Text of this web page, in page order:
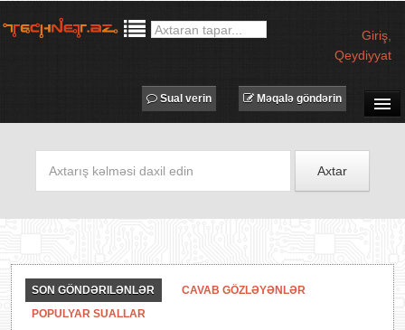
Giriş
Qeydiyyat
MƏQALƏLƏR
İŞ ELANLARI
Məqalə göndərin
Sual verin
Axtar
SON GÖNDƏRILƏNLƏR
CAVAB GÖZLƏYƏNLƏR
POPULYAR SUALLAR